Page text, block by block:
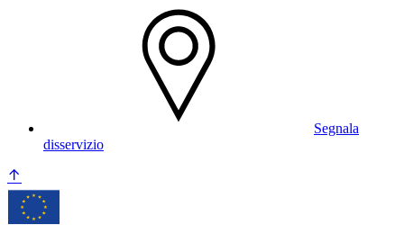
Segnala
disservizio